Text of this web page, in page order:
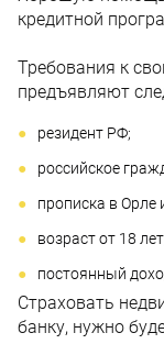
кредитной
Требования к
предъявляют
резидент РФ;
российское
прописка в Орле
возраст от 18
постоянный
Страховать
банку, нужно